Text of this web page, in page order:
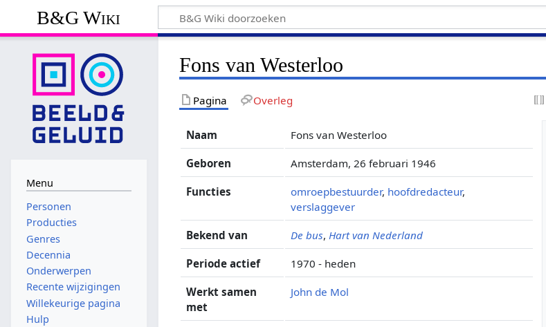
B&G Wiki
Fons van Westerloo
Pagina Overleg
Naam Fons van Westerloo
Geboren Amsterdam, 26 februari 1946
Functies omroepbestuurder, hoofdredacteur,
verslaggever
Bekend van De bus, Hart van Nederland
Periode actief 1970 - heden
Werkt samen
met
John de Mol
Menu
Personen
Producties
Genres
Decennia
Onderwerpen
Recente wijzigingen
Willekeurige pagina
Hulp